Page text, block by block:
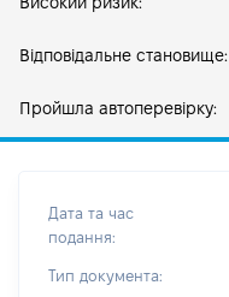
Відповідальне становище:
Пройшла автоперевірку:
Дата та час
подання:
Тип документа: